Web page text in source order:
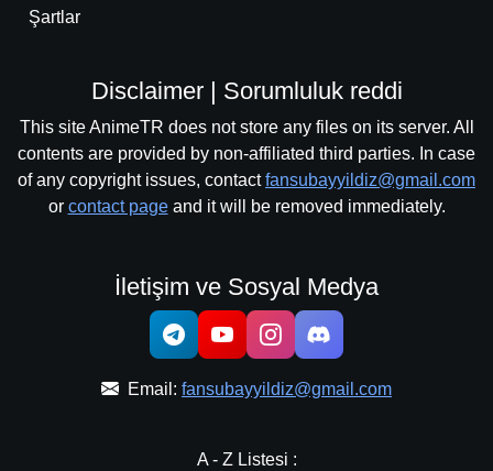
Şartlar
Disclaimer | Sorumluluk reddi
This site AnimeTR does not store any files on its server. All
contents are provided by non-affiliated third parties. In case
of any copyright issues, contactfansubayyildiz@gmail.com
or contact pageand it will be removed immediately.
İletişim ve Sosyal Medya
Email: fansubayyildiz@gmail.com
A - Z Listesi :